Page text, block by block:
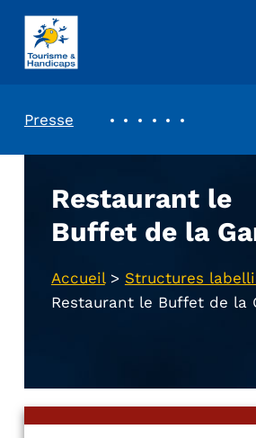
ASSOCIATION TOURISME ET HANDICAPS
Presse
Restaurant le
Buffet de la
Accueil> Structures
Restaurant le Buffet de la